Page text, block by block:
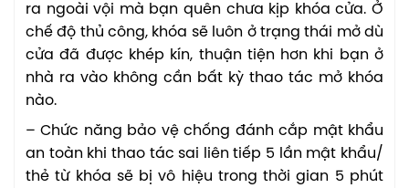
ra ngoài vội mà bạn quên chưa kịp khóa cửa. Ở
chế độ thủ công, khóa sẽ luôn ở trạng thái mở dù
cửa đã được khép kín, thuận tiện hơn khi bạn ở
nhà ra vào không cần bất kỳ thao tác mở khóa
nào.
– Chức năng bảo vệ chống đánh cắp mật khẩu
an toàn khi thao tác sai liên tiếp 5 lần mật khẩu/
thẻ từ khóa sẽ bị vô hiệu trong thời gian 5 phút